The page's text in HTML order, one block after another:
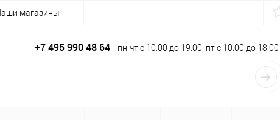
магазины
+7 495 990 48 64 пн-чт с 10:00 до 19:00; пт с 10:00 до 18:00